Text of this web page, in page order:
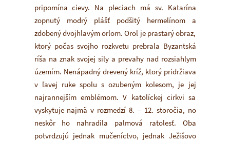
pripomína cievy. Na pleciach má sv. Katarína
zopnutý modrý plášť podšitý hermelínom a
zdobený dvojhlavým orlom. Orol je prastarý obraz,
ktorý počas svojho rozkvetu prebrala Byzantská
ríša na znak svojej sily a prevahy nad rozsiahlym
územím. Nenápadný drevený kríž, ktorý pridržiava
v ľavej ruke spolu s ozubeným kolesom, je jej
najrannejším emblémom. V katolíckej cirkvi sa
vyskytuje najmä v rozmedzí 8. – 12. storočia, no
neskôr ho nahradila palmová ratolesť. Oba
potvrdzujú jednak mučeníctvo, jednak Ježišovo